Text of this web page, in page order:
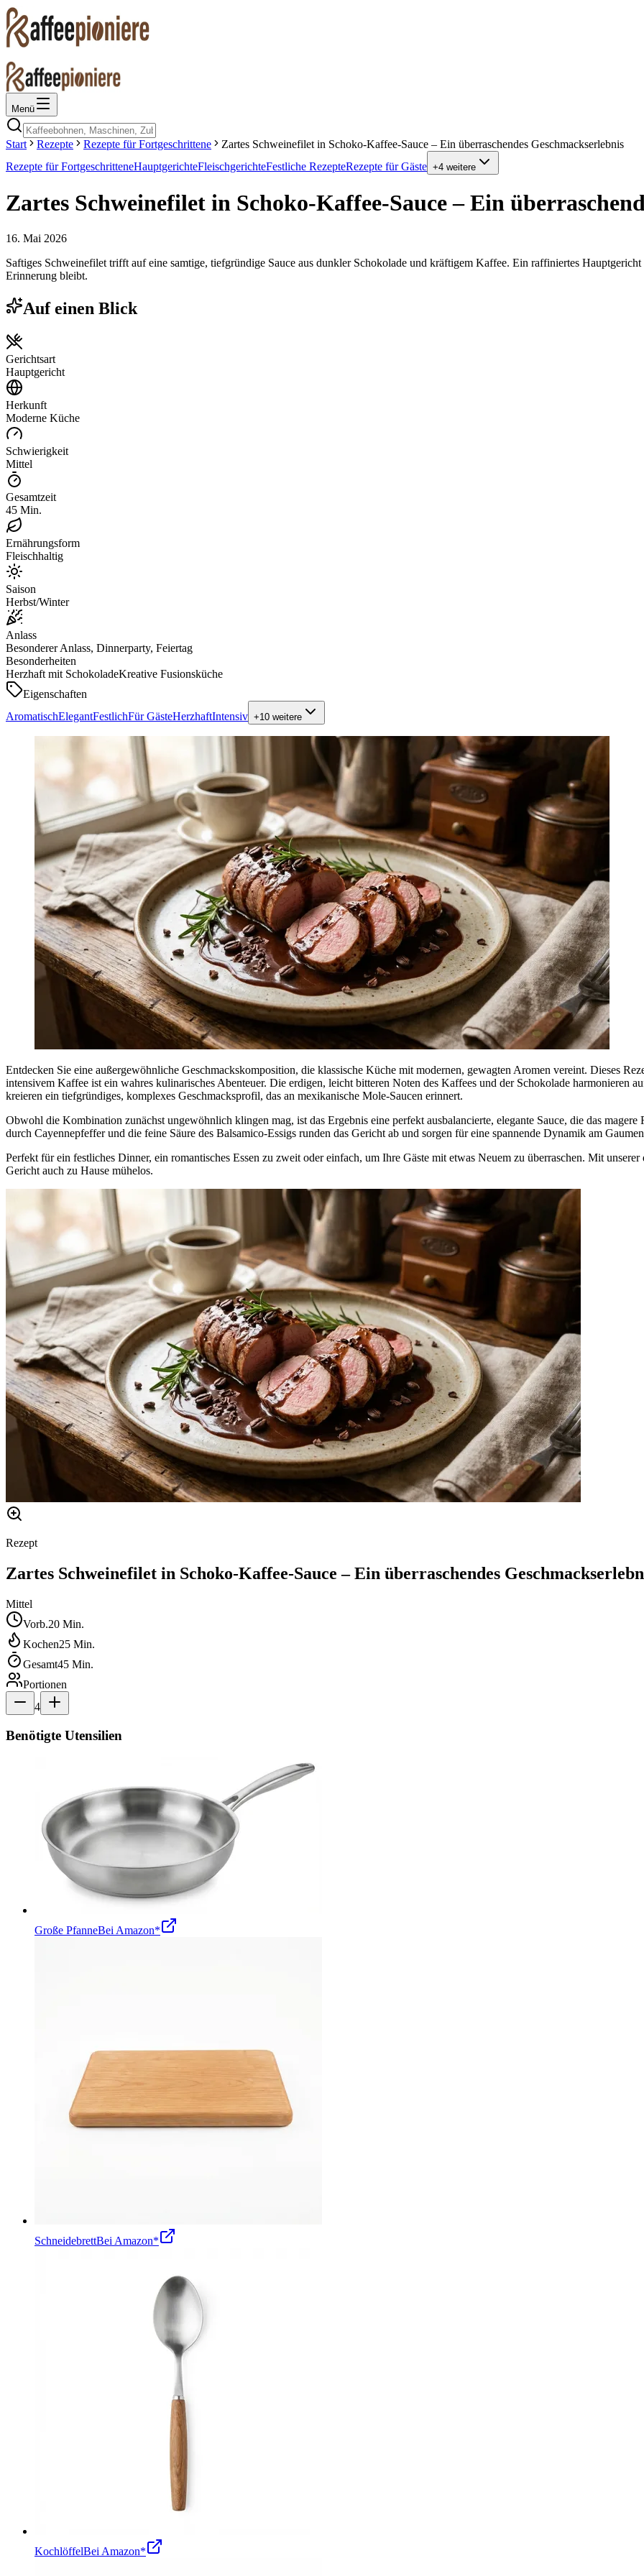
Menü
Start Rezepte Rezepte für Fortgeschrittene
Zartes Schweinefilet in Schoko-Kaffee-Sauce – Ein überraschendes Geschmackserlebnis
Rezepte für FortgeschritteneHauptgerichteFleischgerichteFestliche RezepteRezepte für Gäste +4 weitere
Zartes Schweinefilet in Schoko-Kaffee-Sauce – Ein
16. Mai 2026
Saftiges Schweinefilet trifft auf eine samtige, tiefgründige Sauce aus dunkler Schokolade und kräftigem Kaffee. Ein raffiniertes
Erinnerung bleibt.
Auf einen Blick
Gerichtsart
Hauptgericht
Herkunft
Moderne Küche
Schwierigkeit
Mittel
Gesamtzeit
45 Min.
Ernährungsform
Fleischhaltig
Saison
Herbst/Winter
Anlass
Besonderer Anlass, Dinnerparty, Feiertag
Besonderheiten
Herzhaft mit SchokoladeKreative Fusionsküche
Eigenschaften
AromatischElegantFestlichFür GästeHerzhaftIntensiv +10 weitere
Entdecken Sie eine außergewöhnliche Geschmackskomposition, die klassische Küche mit modernen, gewagten Aromen vereint. Dieses
intensivem Kaffee ist ein wahres kulinarisches Abenteuer. Die erdigen, leicht bitteren Noten des Kaffees und der Schokolade harmonieren
kreieren ein tiefgründiges, komplexes Geschmacksprofil, das an mexikanische Mole-Saucen erinnert.
Obwohl die Kombination zunächst ungewöhnlich klingen mag, ist das Ergebnis eine perfekt ausbalancierte, elegante Sauce, die das
durch Cayennepfeffer und die feine Säure des Balsamico-Essigs runden das Gericht ab und sorgen für eine spannende Dynamik am
Perfekt für ein festliches Dinner, ein romantisches Essen zu zweit oder einfach, um Ihre Gäste mit etwas Neuem zu überraschen. Mit
Gericht auch zu Hause mühelos.
Rezept
Zartes Schweinefilet in Schoko-Kaffee-Sauce – Ein überraschendes
Mittel
Vorb.20 Min.
Kochen25 Min.
Gesamt45 Min.
Portionen
4
Benötigte Utensilien
Große PfanneBei Amazon*
SchneidebrettBei Amazon*
KochlöffelBei Amazon*